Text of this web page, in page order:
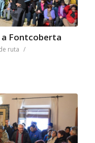
a Fontcoberta
ruta /